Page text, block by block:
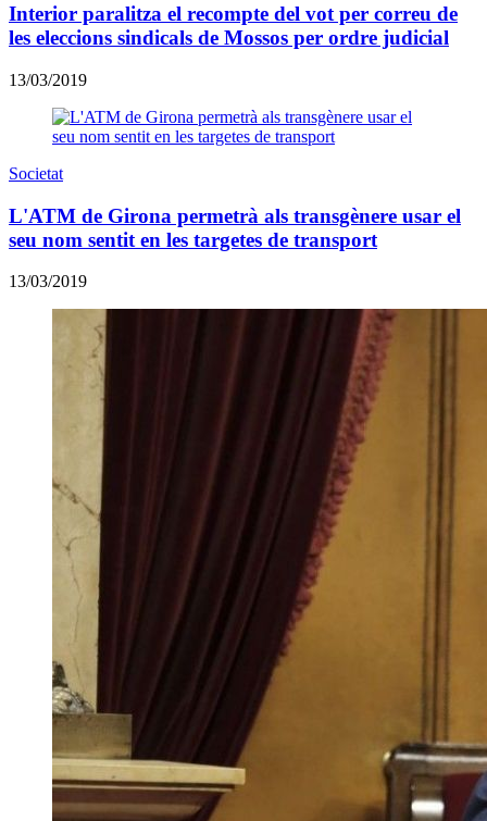
Interior paralitza el recompte del vot per correu de
les eleccions sindicals de Mossos per ordre judicial
13/03/2019
Societat
L'ATM de Girona permetrà als transgènere usar el
seu nom sentit en les targetes de transport
13/03/2019